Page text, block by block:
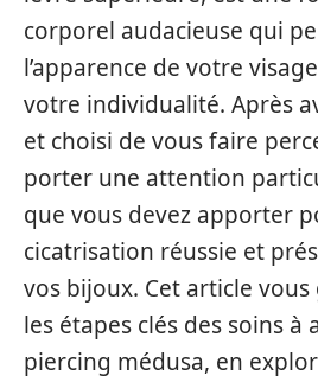
corporel audacieuse qui
l’apparence de votre
votre individualité. Après
et choisi de vous faire
porter une attention
que vous devez apporter
cicatrisation réussie et
vos bijoux. Cet article
les étapes clés des soins
piercing médusa, en